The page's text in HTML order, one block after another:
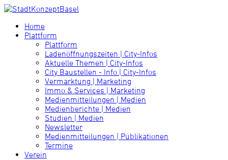
Home
Plattform
Plattform
Ladenöffnungszeiten | City-Infos
Aktuelle Themen | City-Infos
City Baustellen - Info | City-Infos
Vermarktung | Marketing
Immo & Services | Marketing
Medienmitteilungen | Medien
Medienberichte | Medien
Studien | Medien
Newsletter
Medienmitteilungen | Publikationen
Termine
Verein